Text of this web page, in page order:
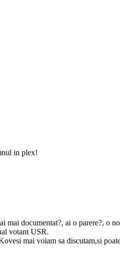
in plex!
mai documentat?, ai o parere?, o
votant USR.
mai voiam sa discutam,si